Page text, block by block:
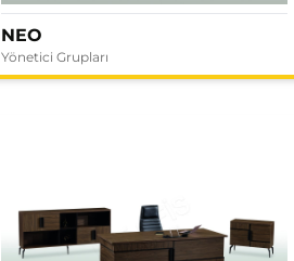
NEO
Yönetici Grupları